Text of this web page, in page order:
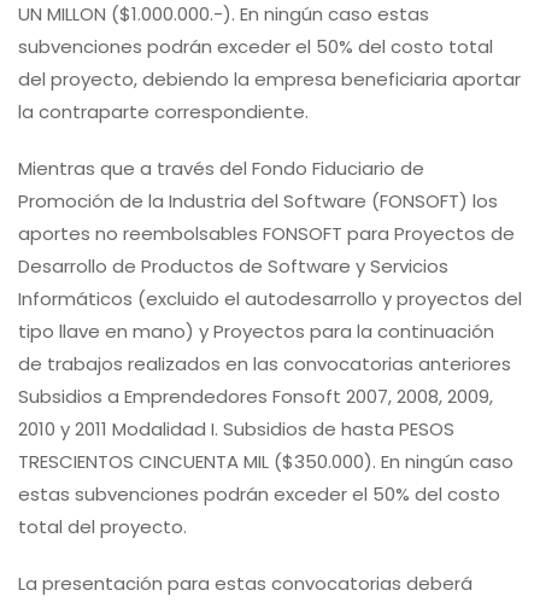
UN MILLON ($1.000.000.-). En ningún caso estas
subvenciones podrán exceder el 50% del costo total
del proyecto, debiendo la empresa beneficiaria aportar
la contraparte correspondiente.
Mientras que a través del Fondo Fiduciario de
Promoción de la Industria del Software (FONSOFT) los
aportes no reembolsables FONSOFT para Proyectos de
Desarrollo de Productos de Software y Servicios
Informáticos (excluido el autodesarrollo y proyectos del
tipo llave en mano) y Proyectos para la continuación
de trabajos realizados en las convocatorias anteriores
Subsidios a Emprendedores Fonsoft 2007, 2008, 2009,
2010 y 2011 Modalidad I. Subsidios de hasta PESOS
TRESCIENTOS CINCUENTA MIL ($350.000). En ningún caso
estas subvenciones podrán exceder el 50% del costo
total del proyecto.
La presentación para estas convocatorias deberá